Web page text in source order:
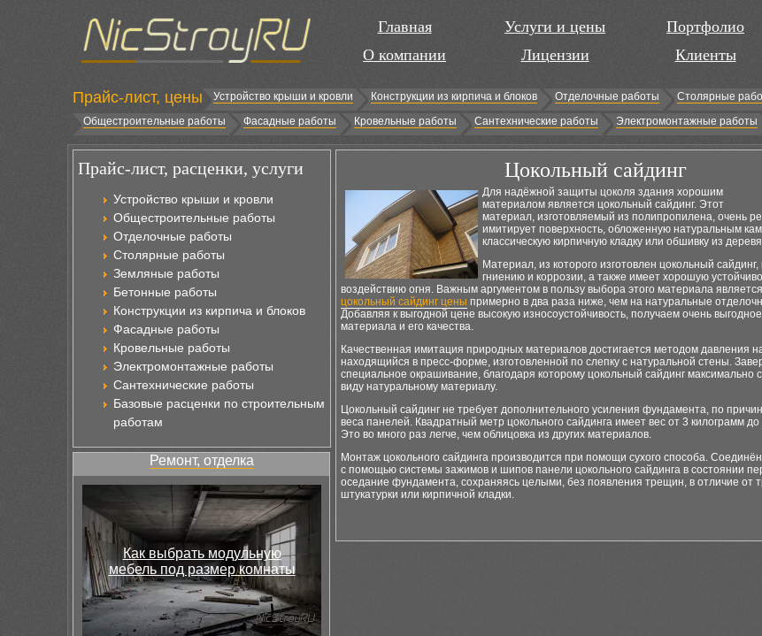
Главная
О компании
Услуги и цены
Лицензии
Портфолио
Клиенты
Прайс-лист, цены Устройство крыши и кровли Конструкции из кирпича и блоков Отделочные работы Столярные
Общестроительные работы
Фасадные работы Кровельные работы Сантехнические работы Электромонтажные работы
Прайс-лист, расценки, услуги
Устройство крыши и кровли
Общестроительные работы
Отделочные работы
Столярные работы
Земляные работы
Бетонные работы
Конструкции из кирпича и блоков
Фасадные работы
Кровельные работы
Электромонтажные работы
Сантехнические работы
Базовые расценки по строительным
работам
Ремонт, отделка
Как выбрать модульную
мебель под размер комнаты
Цокольный сайдинг
Для надёжной защиты цоколя здания хорошим
материалом является цокольный сайдинг. Этот
материал, изготовляемый из полипропилена, очень
имитирует поверхность, обложенную натуральным
классическую кирпичную кладку или обшивку из
Материал, из которого изготовлен цокольный
гниению и коррозии, а также имеет хорошую
воздействию огня. Важным аргументом в пользу выбора этого материала
цокольный сайдинг цены примерно в два раза ниже, чем на натуральные
Добавляя к выгодной цене высокую износоустойчивость, получаем очень
материала и его качества.
Качественная имитация природных материалов достигается методом давления
находящийся в пресс-форме, изготовленной по слепку с натуральной стены.
специальное окрашивание, благодаря которому цокольный сайдинг максимально
виду натуральному материалу.
Цокольный сайдинг не требует дополнительного усиления фундамента, по
веса панелей. Квадратный метр цокольного сайдинга имеет вес от 3 килограмм
Это во много раз легче, чем облицовка из других материалов.
Монтаж цокольного сайдинга производится при помощи сухого способа.
с помощью системы зажимов и шипов панели цокольного сайдинга в состоянии
оседание фундамента, сохраняясь целыми, без появления трещин, в отличие от
штукатурки или кирпичной кладки.